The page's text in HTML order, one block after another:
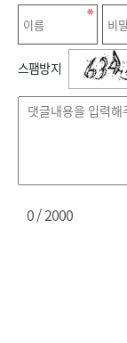
스팸방지
0/ 2000